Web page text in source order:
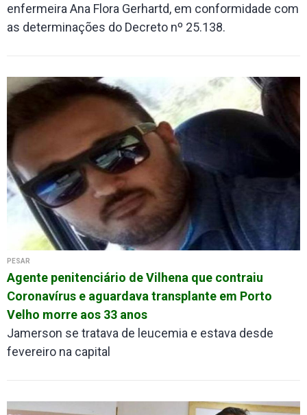
enfermeira Ana Flora Gerhartd, em conformidade com
as determinações do Decreto nº 25.138.
PESAR
Agente penitenciário de Vilhena que contraiu
Coronavírus e aguardava transplante em Porto
Velho morre aos 33 anos
Jamerson se tratava de leucemia e estava desde
fevereiro na capital